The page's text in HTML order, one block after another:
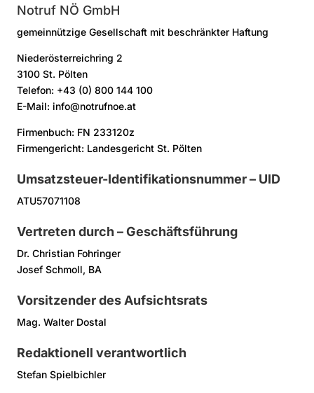
Notruf NÖ GmbH
gemeinnützige Gesellschaft mit beschränkter Haftung
Niederösterreichring 2
3100 St. Pölten
Telefon: +43 (0) 800 144 100
E-Mail: info@notrufnoe.at
Firmenbuch: FN 233120z
Firmengericht: Landesgericht St. Pölten
Umsatzsteuer-Identifikationsnummer – UID
ATU57071108
Vertreten durch – Geschäftsführung
Dr. Christian Fohringer
Josef Schmoll, BA
Vorsitzender des Aufsichtsrats
Mag. Walter Dostal
Redaktionell verantwortlich
Stefan Spielbichler